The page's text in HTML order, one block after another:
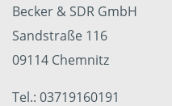
Becker & SDR GmbH
Sandstraße 116
09114 Chemnitz
Tel.: 03719160191